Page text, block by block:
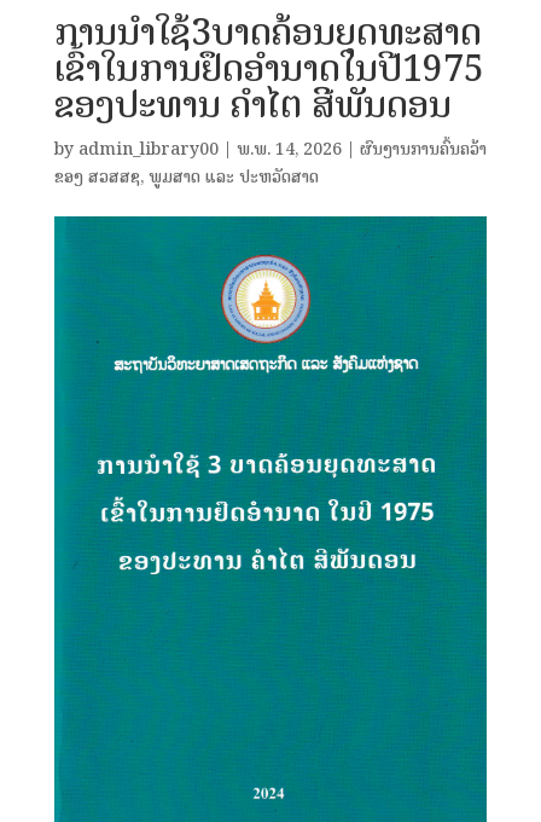
ການນໍາໃຊ້3ບາດຄ້ອນຍຸດທະສາດ
ເຂົ້າໃນການຢຶດອໍານາດໃນປີ1975
ຂອງປະທານ ຄຳໄຕ ສີພັນດອນ
by admin_library00| ພ.ພ. 14, 2026| ຜົນງານການຄົ້ນຄວ້າ
ຂອງ ສວສສຊ,ພູມສາດ ແລະ ປະຫວັດສາດ